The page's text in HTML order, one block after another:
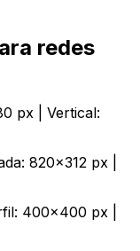
redes
px | Vertical:
820×312 px |
400×400 px |